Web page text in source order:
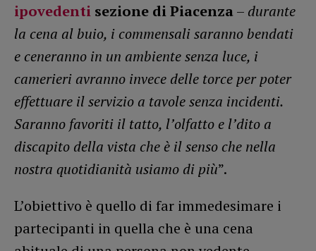
ipovedenti sezione di Piacenza– durante
la cena al buio, i commensali saranno bendati
e ceneranno in un ambiente senza luce, i
camerieri avranno invece delle torce per poter
effettuare il servizio a tavole senza incidenti.
Saranno favoriti il tatto, l’olfatto e l’dito a
discapito della vista che è il senso che nella
nostra quotidianità usiamo di più”.
L’obiettivo è quello di far immedesimare i
partecipanti in quella che è una cena